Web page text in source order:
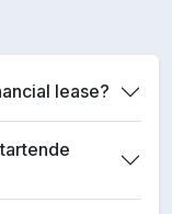
lease?